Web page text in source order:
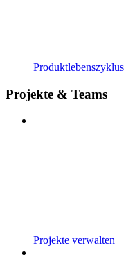
Produktlebenszyklus
Projekte & Teams
Projekte verwalten